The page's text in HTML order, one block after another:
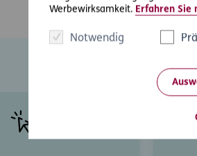
Werbewirksamkeit. Erfahren Sie
Notwendig